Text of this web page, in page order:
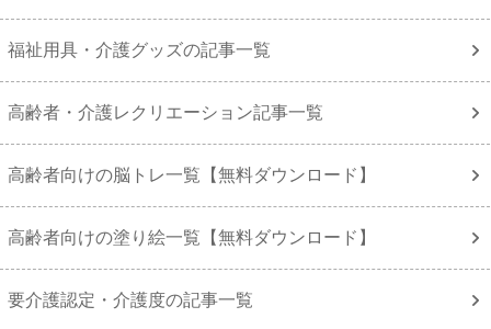
福祉用具・介護グッズの記事一覧
高齢者・介護レクリエーション記事一覧
高齢者向けの脳トレ一覧【無料ダウンロード】
高齢者向けの塗り絵一覧【無料ダウンロード】
要介護認定・介護度の記事一覧